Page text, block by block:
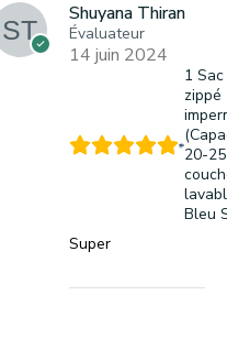
Shuyana Thiran
Évaluateur
14 juin 2024
1
zippé
20-25
Bleu
Super